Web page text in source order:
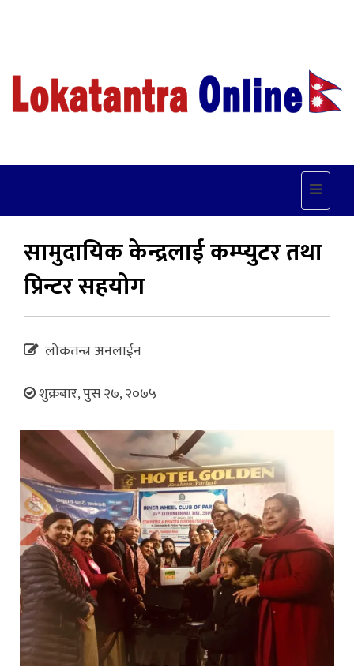
Toggle
सामुदायिक केन्द्रलाई कम्प्युटर तथा
प्रिन्टर सहयोग
लोकतन्त्र अनलाईन
शुक्रबार, पुस २७, २०७५